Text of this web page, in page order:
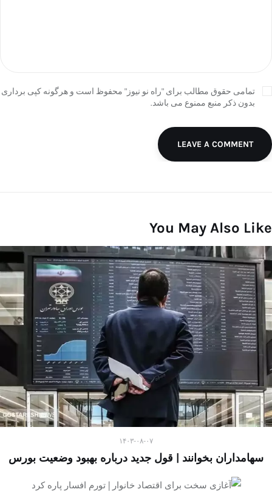
تمامی حقوق مطالب برای "راه نو نیوز" محفوظ است و هرگونه کپی برداری
بدون ذکر منبع ممنوع می باشد.
LEAVE A COMMENT
You May Also Like
۱۴۰۳-۰۸-۰۷
سهامداران بخوانند | قول جدید درباره بهبود وضعیت بورس